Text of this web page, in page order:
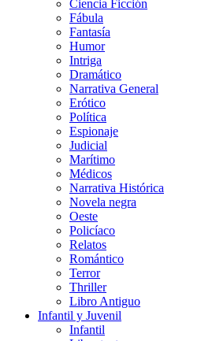
Ciencia Ficción
Fábula
Fantasía
Humor
Intriga
Dramático
Narrativa General
Erótico
Política
Espionaje
Judicial
Marítimo
Médicos
Narrativa Histórica
Novela negra
Oeste
Policíaco
Relatos
Romántico
Terror
Thriller
Libro Antiguo
Infantil y Juvenil
Infantil